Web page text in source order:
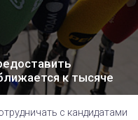
к тысяче
с кандидатами